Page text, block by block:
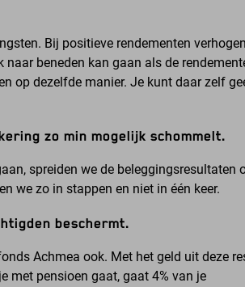
Bij positieve rendementen
beneden kan gaan als de
op dezelfde manier. Je kunt daar zelf
zo min mogelijk schommelt.
spreiden we de beleggingsresultaten
we zo in stappen en niet in één keer.
beschermt.
Achmea ook. Met het geld uit deze
met pensioen gaat, gaat 4% van je